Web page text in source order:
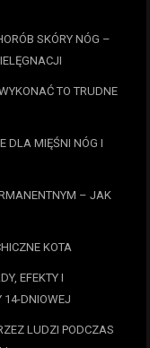
SKÓRY NÓG –
TO TRUDNE
DLA MIĘŚNI NÓG I
– JAK
KOTA
EFEKTY I
14-DNIOWEJ
LUDZI PODCZAS